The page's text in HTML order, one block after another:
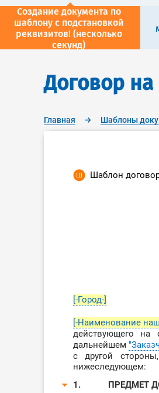
Создание документа по
шаблону с подстановкой
реквизитов! (несколько
секунд)
Договор
Главная → Шаблоны
Шаблон
[-Город-]
[-Наименование
действующего на
дальнейшем
с другой
нижеследующем:
1.
ПРЕДМЕТ